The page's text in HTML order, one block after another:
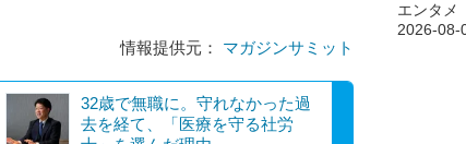
情報提供元： マガジンサミット
32歳で無職に。守れなかった過
去を経て、「医療を守る社労
エンタメ
2026-08-